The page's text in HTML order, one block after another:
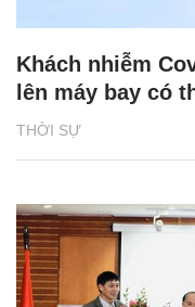
THỜI SỰ
Khách nhiễm
lên máy bay có